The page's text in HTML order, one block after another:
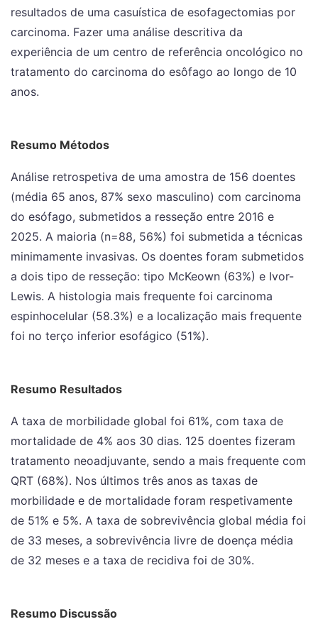
resultados de uma casuística de esofagectomias por
carcinoma. Fazer uma análise descritiva da
experiência de um centro de referência oncológico no
tratamento do carcinoma do esôfago ao longo de 10
anos.
Resumo Métodos
Análise retrospetiva de uma amostra de 156 doentes
(média 65 anos, 87% sexo masculino) com carcinoma
do esófago, submetidos a resseção entre 2016 e
2025. A maioria (n=88, 56%) foi submetida a técnicas
minimamente invasivas. Os doentes foram submetidos
a dois tipo de resseção: tipo McKeown (63%) e Ivor-
Lewis. A histologia mais frequente foi carcinoma
espinhocelular (58.3%) e a localização mais frequente
foi no terço inferior esofágico (51%).
Resumo Resultados
A taxa de morbilidade global foi 61%, com taxa de
mortalidade de 4% aos 30 dias. 125 doentes fizeram
tratamento neoadjuvante, sendo a mais frequente com
QRT (68%). Nos últimos três anos as taxas de
morbilidade e de mortalidade foram respetivamente
de 51% e 5%. A taxa de sobrevivência global média foi
de 33 meses, a sobrevivência livre de doença média
de 32 meses e a taxa de recidiva foi de 30%.
Resumo Discussão